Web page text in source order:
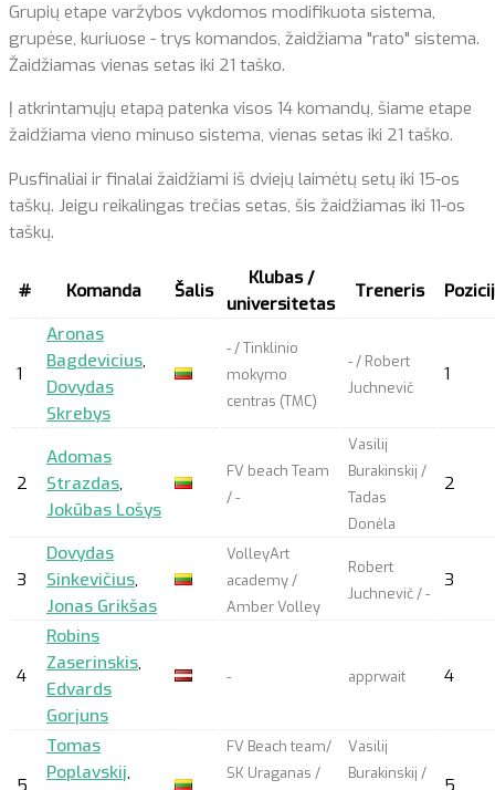
Grupių etape varžybos vykdomos modifikuota sistema,
grupėse, kuriuose - trys komandos, žaidžiama "rato" sistema.
Žaidžiamas vienas setas iki 21 taško.
Į atkrintamųjų etapą patenka visos 14 komandų, šiame etape
žaidžiama vieno minuso sistema, vienas setas iki 21 taško.
Pusfinaliai ir finalai žaidžiami iš dviejų laimėtų setų iki 15-os
taškų. Jeigu reikalingas trečias setas, šis žaidžiamas iki 11-os
taškų.
# Komanda Šalis
Klubas /
universitetas
Treneris
1
Aronas
Bagdevicius,
Dovydas
Skrebys
- / Tinklinio
mokymo
centras (TMC)
- / Robert
Juchnevič
1
2
Adomas
Strazdas,
Jokūbas Lošys
FV beach Team
/ -
Vasilij
Burakinskij /
Tadas
Donėla
2
3
Dovydas
Sinkevičius,
Jonas Grikšas
VolleyArt
academy /
Amber Volley
Robert
Juchnevič / -
3
4
Robins
Zaserinskis,
Edvards
Gorjuns
- apprwait 4
Tomas
Poplavskij,
FV Beach team/
SK Uraganas /
Vasilij
Burakinskij /